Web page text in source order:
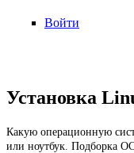
Войти
Установка
Какую операционную
или ноутбук. Подборка